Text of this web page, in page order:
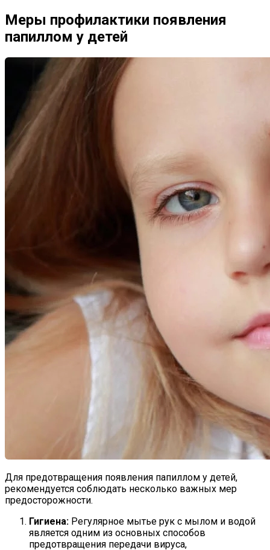
Меры профилактики появления
папиллом у детей
Для предотвращения появления папиллом у детей,
рекомендуется соблюдать несколько важных мер
предосторожности.
Гигиена: Регулярное мытье рук с мылом и водой
является одним из основных способов
предотвращения передачи вируса,